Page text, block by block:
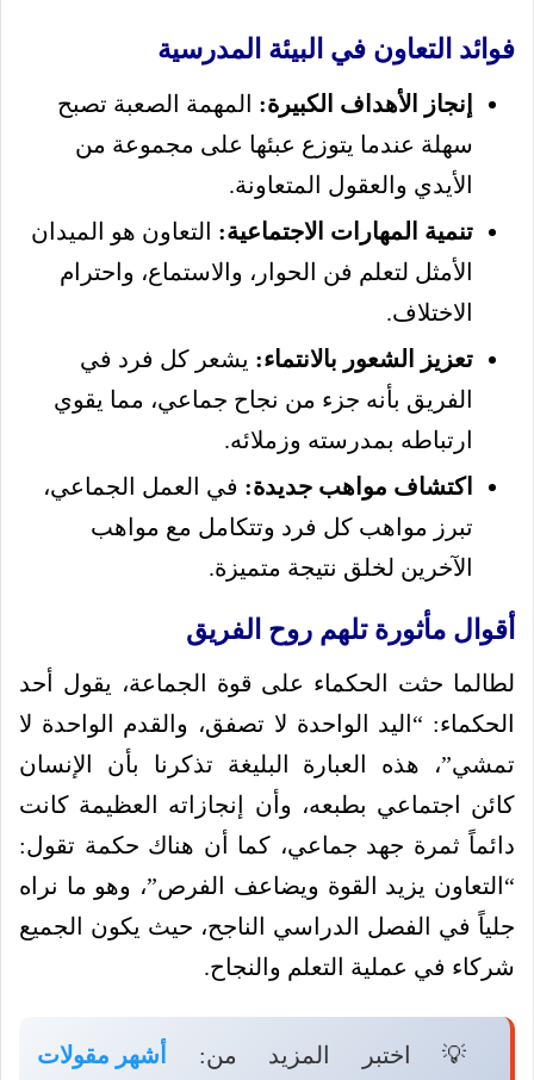
فوائد التعاون في البيئة المدرسية
إنجاز الأهداف الكبيرة: المهمة الصعبة تصبح
سهلة عندما يتوزع عبئها على مجموعة من
الأيدي والعقول المتعاونة.
تنمية المهارات الاجتماعية: التعاون هو الميدان
الأمثل لتعلم فن الحوار، والاستماع، واحترام
الاختلاف.
تعزيز الشعور بالانتماء: يشعر كل فرد في
الفريق بأنه جزء من نجاح جماعي، مما يقوي
ارتباطه بمدرسته وزملائه.
اكتشاف مواهب جديدة: في العمل الجماعي،
تبرز مواهب كل فرد وتتكامل مع مواهب
الآخرين لخلق نتيجة متميزة.
أقوال مأثورة تلهم روح الفريق
لطالما حثت الحكماء على قوة الجماعة، يقول أحد
الحكماء: “اليد الواحدة لا تصفق، والقدم الواحدة لا
تمشي”، هذه العبارة البليغة تذكرنا بأن الإنسان
كائن اجتماعي بطبعه، وأن إنجازاته العظيمة كانت
دائماً ثمرة جهد جماعي، كما أن هناك حكمة تقول:
“التعاون يزيد القوة ويضاعف الفرص”، وهو ما نراه
جلياً في الفصل الدراسي الناجح، حيث يكون الجميع
شركاء في عملية التعلم والنجاح.
💡 اختبر المزيد من:
أشهر مقولات